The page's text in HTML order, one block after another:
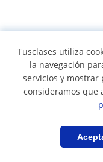
Guardar
Síguenos en
Términos y
Tusclases utiliza
la navegación
servicios y mostrar
consideramos que